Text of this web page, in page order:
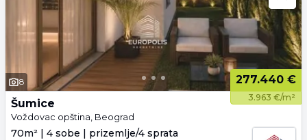
8 277.440 €
3.963 €/m²
Šumice
Voždovac opština, Beograd
70m² | 4 sobe | prizemlje/4 sprata